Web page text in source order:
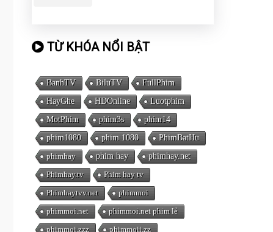
TỪ KHÓA NỔI BẬT
BanhTV BiluTV
FullPhim
HayGhe
HDOnline
Luotphim
MotPhim
phim3s
phim14
phim1080
phim 1080
PhimBatHu
phimhay
phim hay
phimhay.net
Phimhay.tv
Phim hay tv
Phimhaytvv.net
phimmoi
phimmoi.net
phimmoi.net phim lẻ
phimmoi.zzz
phimmoii.zz